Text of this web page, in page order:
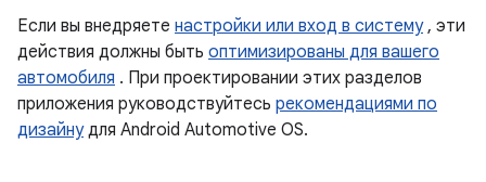
Если вы внедряете настройки или вход в систему, эти
действия должны быть оптимизированы для вашего
автомобиля . При проектировании этих разделов
приложения руководствуйтесь рекомендациями по
дизайнудля Android Automotive OS.